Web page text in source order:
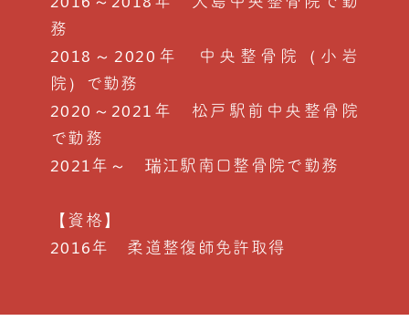
務
2018～2020年 中央整骨院（小岩
院）で勤務
2020～2021年 松戸駅前中央整骨院
で勤務
2021年～ 瑞江駅南口整骨院で勤務
【資格】
2016年 柔道整復師免許取得